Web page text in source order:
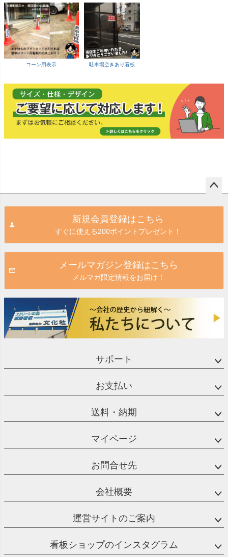
コーン用表示 駐車場空きあり看板
新規会員登録はこちら
すぐに使える200ポイントプレゼント！
メールマガジン登録はこちら
メルマガ限定情報をお届け！
サポート
お支払い
送料・納期
マイページ
お問合せ先
会社概要
運営サイトのご案内
看板ショップのインスタグラム